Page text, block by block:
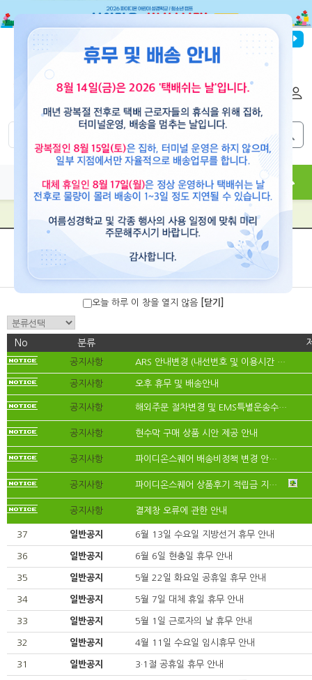
파이디온선교회
도서 뮤직 용품 현수막 콘텐츠
공지사항
No 분류
공지사항 ARS 안내변경 (내선번호 및 이용시간 …
공지사항 오후 휴무 및 배송안내
공지사항 해외주문 절차변경 및 EMS특별운송수…
공지사항 현수막 구매 상품 시안 제공 안내
공지사항 파이디온스퀘어 배송비정책 변경 안…
공지사항 파이디온스퀘어 상품후기 적립금 지…
공지사항 결제창 오류에 관한 안내
37 일반공지 6월 13일 수요일 지방선거 휴무 안내
36 일반공지 6월 6일 현충일 휴무 안내
35 일반공지 5월 22일 화요일 공휴일 휴무 안내
34 일반공지 5월 7일 대체 휴일 휴무 안내
33 일반공지 5월 1일 근로자의 날 휴무 안내
32 일반공지 4월 11일 수요일 임시휴무 안내
31 일반공지 3·1절 공휴일 휴무 안내
오늘 하루 이 창을 열지 않음 [닫기]